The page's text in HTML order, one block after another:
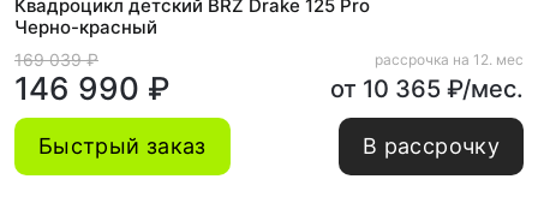
Квадроцикл детский BRZ Drake 125 Pro
Черно-красный
169 039 ₽
146 990 ₽
рассрочка на 12. мес
от 10 365 ₽/мес.
Быстрый заказ В рассрочку